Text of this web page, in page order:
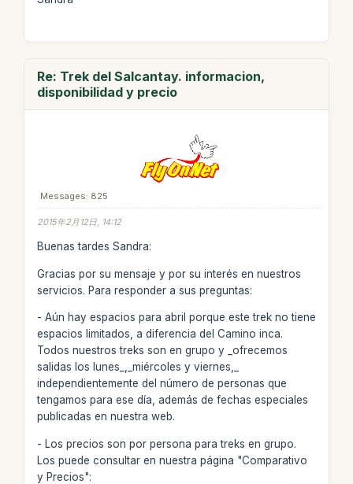
Re: Trek del Salcantay. informacion,
disponibilidad y precio
Messages: 825
2015年2月12日, 14:12
Buenas tardes Sandra:
Gracias por su mensaje y por su interés en nuestros
servicios. Para responder a sus preguntas:
- Aún hay espacios para abril porque este trek no tiene
espacios limitados, a diferencia del Camino inca.
Todos nuestros treks son en grupo y _ofrecemos
salidas los lunes_,_miércoles y viernes,_
independientemente del número de personas que
tengamos para ese día, además de fechas especiales
publicadas en nuestra web.
- Los precios son por persona para treks en grupo.
Los puede consultar en nuestra página "Comparativo
y Precios":